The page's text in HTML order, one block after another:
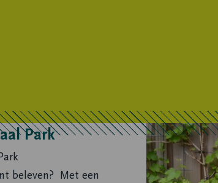
Park
beleven? Met een